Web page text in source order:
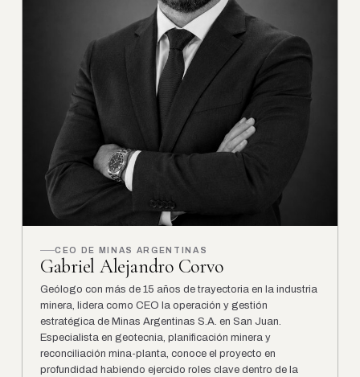
CEO DE MINAS ARGENTINAS
Gabriel Alejandro Corvo
Geólogo con más de 15 años de trayectoria en la industria
minera, lidera como CEO la operación y gestión
estratégica de Minas Argentinas S.A. en San Juan.
Especialista en geotecnia, planificación minera y
reconciliación mina-planta, conoce el proyecto en
profundidad habiendo ejercido roles clave dentro de la